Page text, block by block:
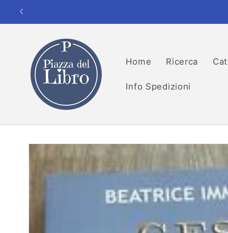
direttamente
ai contenuti
Home Ricerca
Info Spedizioni
Passa alle
informazioni
sul prodotto